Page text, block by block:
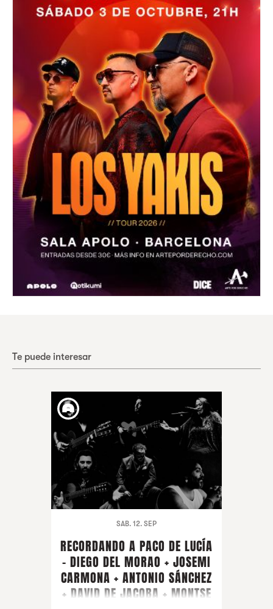
Te puede interesar
SAB. 12. SEP
RECORDANDO A PACO DE LUCÍA
- DIEGO DEL MORAO + JOSEMI
CARMONA + ANTONIO SÁNCHEZ
+ DAVID DE JACOBA + MONTSE